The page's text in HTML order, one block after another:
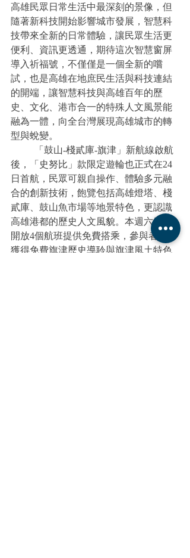
高雄民眾日常生活中最深刻的景像，但
隨著新科技開始影響城市發展，智慧科
技帶來全新的日常體驗，讓民眾生活更
便利、資訊更透通，期待這次智慧窗屏
導入祈福號，不僅僅是一個全新的嚐
試，也是高雄在地庶民生活與科技連結
的開端，讓智慧科技與高雄百年的歷
史、文化、港市合一的特殊人文風景能
融為一體，向全台灣展現高雄城市的轉
型與蛻變。
後，「史努比」款限定遊輪也正式在24
日首航，民眾可親自操作、體驗多元融
合的創新技術，飽覽包括高雄燈塔、棧
貳庫、鼓山魚市場等地景特色，更認識
高雄港都的歷史人文風貌。本週六日共
開放4個航班提供免費搭乘，參與者皆可
獲得免費旗津歷史導聆與旗津風土特色